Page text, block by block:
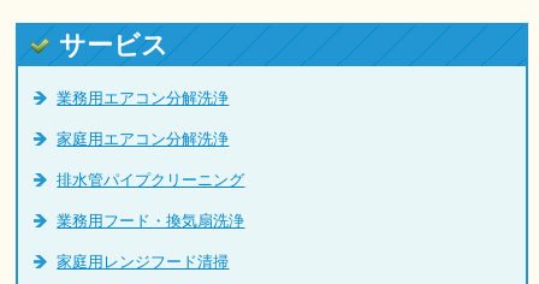
サービス
業務用エアコン分解洗浄
家庭用エアコン分解洗浄
排水管パイプクリーニング
業務用フード・換気扇洗浄
家庭用レンジフード清掃